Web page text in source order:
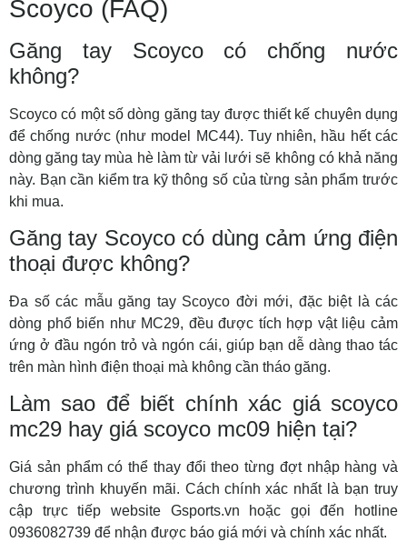
Scoyco (FAQ)
Găng tay Scoyco có chống nước
không?
Scoyco có một số dòng găng tay được thiết kế chuyên dụng
để chống nước (như model MC44). Tuy nhiên, hầu hết các
dòng găng tay mùa hè làm từ vải lưới sẽ không có khả năng
này. Bạn cần kiểm tra kỹ thông số của từng sản phẩm trước
khi mua.
Găng tay Scoyco có dùng cảm ứng điện
thoại được không?
Đa số các mẫu găng tay Scoyco đời mới, đặc biệt là các
dòng phổ biến như MC29, đều được tích hợp vật liệu cảm
ứng ở đầu ngón trỏ và ngón cái, giúp bạn dễ dàng thao tác
trên màn hình điện thoại mà không cần tháo găng.
Làm sao để biết chính xác giá scoyco
mc29 hay giá scoyco mc09 hiện tại?
Giá sản phẩm có thể thay đổi theo từng đợt nhập hàng và
chương trình khuyến mãi. Cách chính xác nhất là bạn truy
cập trực tiếp website Gsports.vn hoặc gọi đến hotline
0936082739 để nhận được báo giá mới và chính xác nhất.